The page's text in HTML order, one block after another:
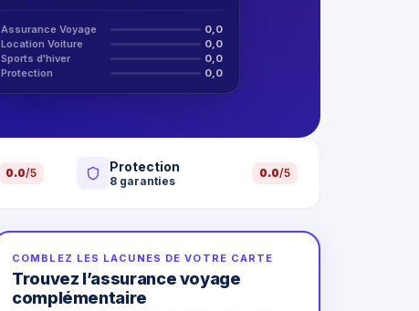
Assurance Voyage
0,0
Location Voiture
0,0
Sports d'hiver
0,0
Protection
0,0
0.0/5 Protection
8 garanties
0.0/5
COMBLEZ LES LACUNES DE VOTRE CARTE
Trouvez l’assurance voyage
complémentaire